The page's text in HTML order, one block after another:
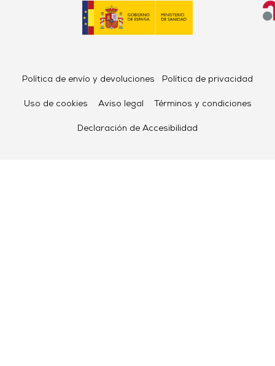
Política de envío y devoluciones Política de privacidad
Uso de cookies Aviso legal Términos y condiciones
Declaración de Accesibilidad